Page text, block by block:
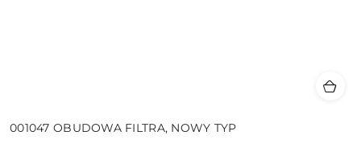
001047 OBUDOWA FILTRA, NOWY TYP